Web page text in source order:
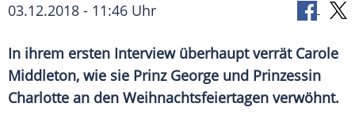
03.12.2018 - 11:46 Uhr
In ihrem ersten Interview überhaupt verrät Carole
Middleton, wie sie Prinz George und Prinzessin
Charlotte an den Weihnachtsfeiertagen verwöhnt.